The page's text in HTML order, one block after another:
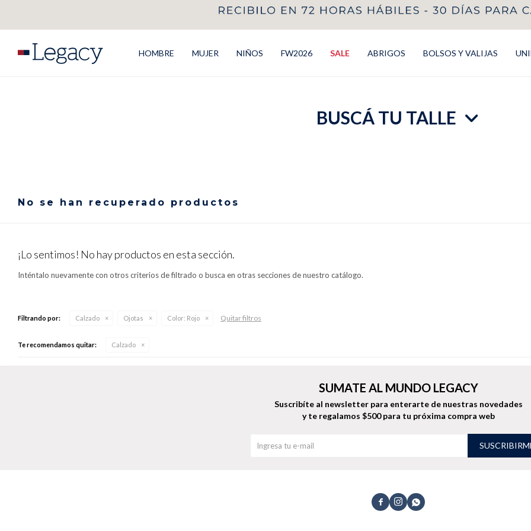
HOMBRE MUJER NIÑOS FW2026 SALE ABRIGOS BOLSOS Y VALIJAS
BUSCÁ TU TALLE
No se han recuperado productos
¡Lo sentimos! No hay productos en esta sección.
Inténtalo nuevamente con otros criterios de filtrado o busca en otras secciones de nuestro catálogo.
Filtrando por: Calzado Ojotas Color: Rojo Quitar filtros
Te recomendamos quitar: Calzado
  
SUMATE AL MUNDO LEGACY
Suscribíte al newsletter para enterarte de nuestras novedades
y te regalamos $500 para tu próxima compra web